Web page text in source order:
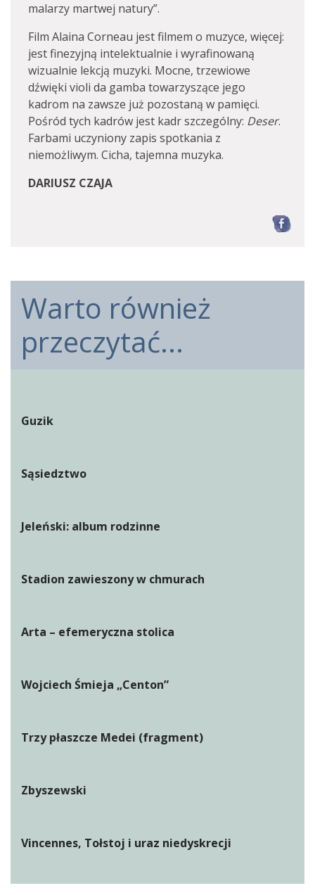
malarzy martwej natury”.
Film Alaina Corneau jest filmem o muzyce, więcej:
jest finezyjną intelektualnie i wyrafinowaną
wizualnie lekcją muzyki. Mocne, trzewiowe
dźwięki violi da gamba towarzyszące jego
kadrom na zawsze już pozostaną w pamięci.
Pośród tych kadrów jest kadr szczególny: Deser.
Farbami uczyniony zapis spotkania z
niemożliwym. Cicha, tajemna muzyka.
DARIUSZ CZAJA
Warto również
przeczytać...
Guzik
Sąsiedztwo
Jeleński: album rodzinne
Stadion zawieszony w chmurach
Arta – efemeryczna stolica
Wojciech Śmieja „Centon”
Trzy płaszcze Medei (fragment)
Zbyszewski
Vincennes, Tołstoj i uraz niedyskrecji